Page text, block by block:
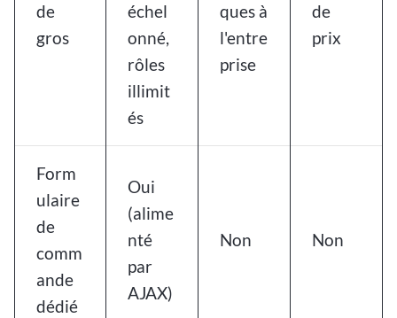
de
gros
échel
onné,
rôles
illimit
és
ques à
l'entre
prise
de
prix
Form
ulaire
de
comm
ande
dédié
Oui
(alime
nté
par
AJAX)
Non Non